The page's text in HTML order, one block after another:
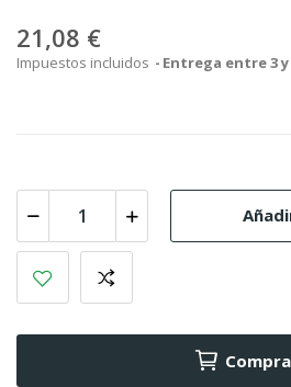
21,08 €
Impuestos incluidos Entrega entre 3 y